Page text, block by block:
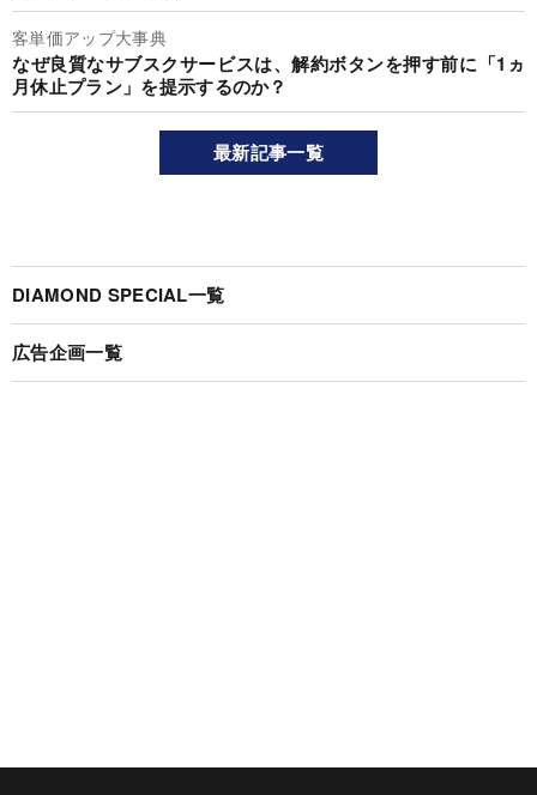
客単価アップ大事典
なぜ良質なサブスクサービスは、解約ボタンを押す前に「1ヵ
月休止プラン」を提示するのか？
最新記事一覧
DIAMOND SPECIAL一覧
広告企画一覧